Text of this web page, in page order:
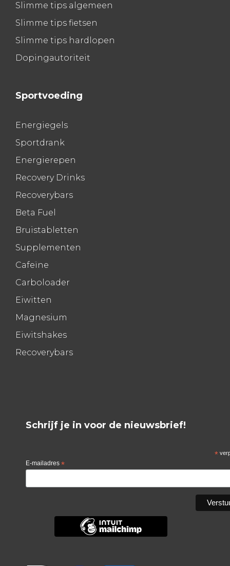
Slimme tips algemeen
Slimme tips fietsen
Slimme tips hardlopen
Dopingautoriteit
Sportvoeding
Energiegels
Sportdrank
Energierepen
Recovery Drinks
Recoverybars
Beta Fuel
Bruistabletten
Supplementen
Cafeïne
Carboloader
Eiwitten
Magnesium
Eiwitshakes
Recoverybars
Schrijf je in voor de nieuwsbrief!
*
E-mailadres *